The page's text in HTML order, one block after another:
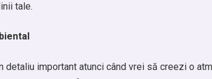
tale.
detaliu important atunci când vrei să creezi o